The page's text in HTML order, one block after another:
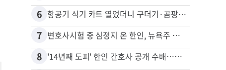
6 항공기 식기 카트 열었더니 구더기·곰팡이…LAX 기내식 업체 논란
7 변호사시험 중 심정지 온 한인, 뉴욕주 제소
8 '14년째 도피' 한인 간호사 공개 수배…메디케어 사기 유죄